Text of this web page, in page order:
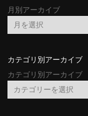
月別アーカイブ
カテゴリ別アーカイブ
カテゴリ別アーカイブ